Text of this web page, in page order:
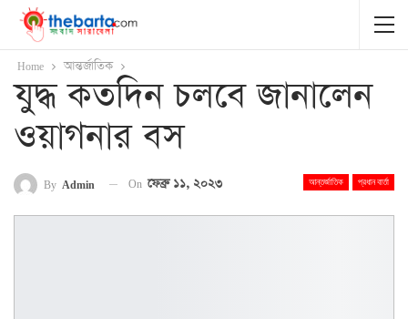
Home আন্তর্জাতিক
যুদ্ধ কতদিন চলবে জানালেন
ওয়াগনার বস
আন্তর্জাতিক প্রধান বার্তা
By Admin On ফেব্রু ১১, ২০২৩